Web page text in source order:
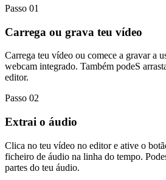
Passo 01
Carrega ou grava teu vídeo
Carrega teu vídeo ou comece a gravar a
webcam integrado. Também podeS
editor.
Passo 02
Extrai o áudio
Clica no teu vídeo no editor e ative o
ficheiro de áudio na linha do tempo.
partes do teu áudio.